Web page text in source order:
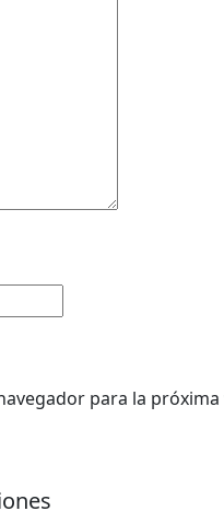
para la próxima